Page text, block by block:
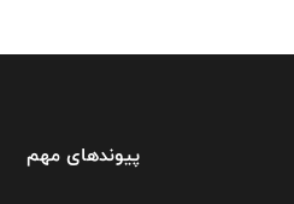
پیوندهای مهم